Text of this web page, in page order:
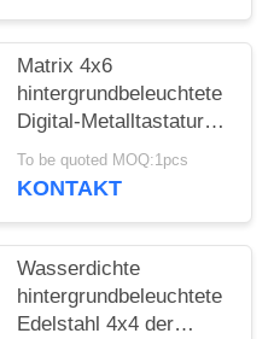
Matrix 4x6
hintergrundbeleuchtete
Digital-Metalltastatur
der Vandalen-
beständige Tastatur-24
To be quoted MOQ:1pcs
KONTAKT
Wasserdichte
hintergrundbeleuchtete
Edelstahl 4x4 der